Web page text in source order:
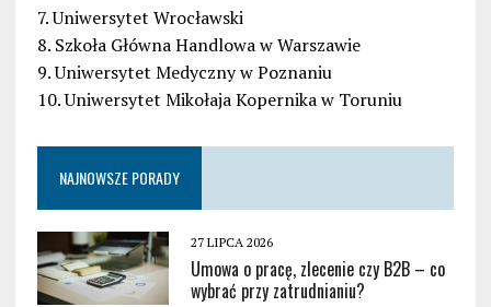
7. Uniwersytet Wrocławski
8. Szkoła Główna Handlowa w Warszawie
9. Uniwersytet Medyczny w Poznaniu
10. Uniwersytet Mikołaja Kopernika w Toruniu
NAJNOWSZE PORADY
27 LIPCA 2026
Umowa o pracę, zlecenie czy B2B – co
wybrać przy zatrudnianiu?